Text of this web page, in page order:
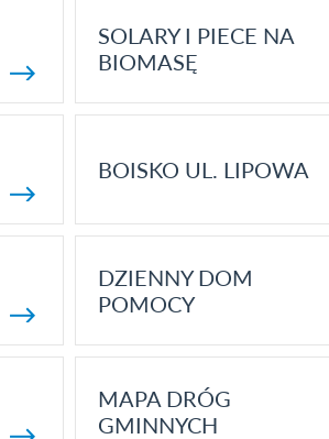
SOLARY I PIECE NA
BIOMASĘ
BOISKO UL. LIPOWA
DZIENNY DOM
POMOCY
MAPA DRÓG
GMINNYCH